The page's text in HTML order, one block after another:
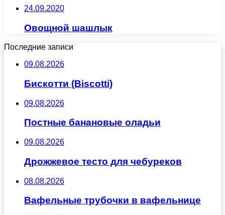
24.09.2020
Овощной шашлык
Последние записи
09.08.2026
Бискотти (Biscotti)
09.08.2026
Постные банановые оладьи
09.08.2026
Дрожжевое тесто для чебуреков
08.08.2026
Вафельные трубочки в вафельнице